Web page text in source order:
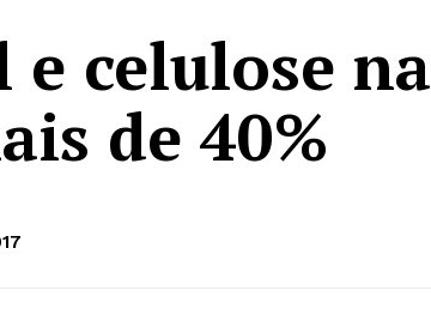
e celulose na
de 40%